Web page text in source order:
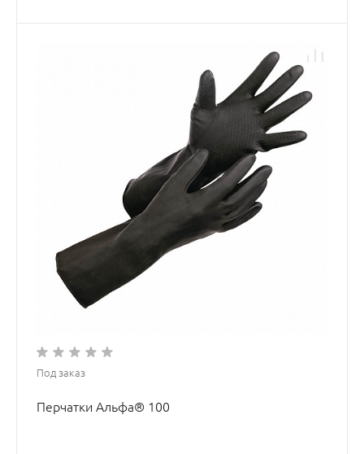
Под заказ
Перчатки Альфа® 100